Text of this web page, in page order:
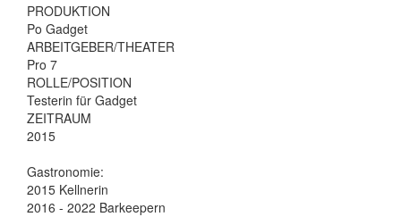
PRODUKTION
Po Gadget
ARBEITGEBER/THEATER
Pro 7
ROLLE/POSITION
Testerin für Gadget
ZEITRAUM
2015
Gastronomie:
2015 Kellnerin
2016 - 2022 Barkeepern